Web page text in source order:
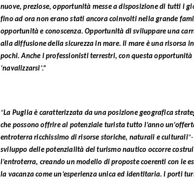
nuove, preziose, opportunità messe a disposizione di tutti i
fino ad ora non erano stati ancora coinvolti nella grande
opportunità e conoscenza. Opportunità di sviluppare una
alla diffusione della sicurezza in mare. Il mare è una risorsa
pochi. Anche i professionisti terrestri, con questa
‘navalizzarsi’.”
“La Puglia è caratterizzata da una posizione geografica
che possono offrire al potenziale turista tutto l’anno
entroterra ricchissimo di risorse storiche, naturali e culturali
sviluppo delle potenzialità del turismo nautico occorre
l’entroterra, creando un modello di proposte coerenti con le
la vacanza come un’esperienza unica ed identitaria. I porti